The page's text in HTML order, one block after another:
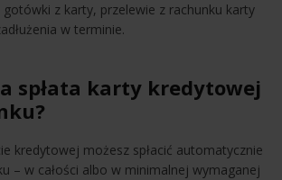
gotówki z karty, przelewie z rachunku karty
w terminie.
spłata karty kredytowej
kredytowej możesz spłacić automatycznie
– w całości albo w minimalnej wymaganej